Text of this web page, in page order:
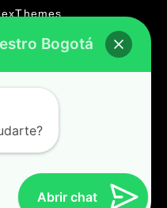
Datos
Bogotá
Abrir chat